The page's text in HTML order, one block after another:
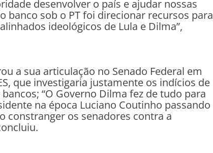
desenvolver o país e ajudar nossas
banco sob o PT foi direcionar recursos para
ideológicos de Lula e Dilma”,
a sua articulação no Senado Federal em
que investigaria justamente os indícios de
“O Governo Dilma fez de tudo para
na época Luciano Coutinho passando
constranger os senadores contra a